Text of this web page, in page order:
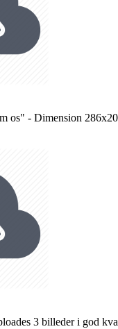
os" - Dimension
3 billeder i god